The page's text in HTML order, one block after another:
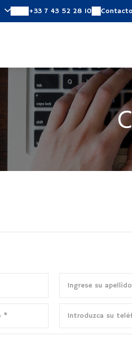
+33 7 43 52 28 10 Contacto
Habitaciones